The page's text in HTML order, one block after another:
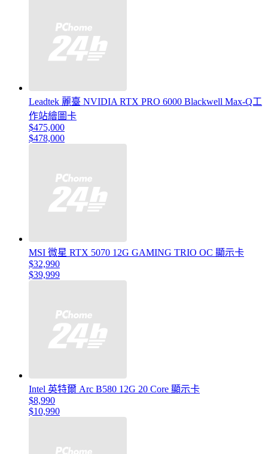
Leadtek 麗臺 NVIDIA RTX PRO 6000 Blackwell Max-Q工
作站繪圖卡
$475,000
$478,000
MSI 微星 RTX 5070 12G GAMING TRIO OC 顯示卡
$32,990
$39,999
Intel 英特爾 Arc B580 12G 20 Core 顯示卡
$8,990
$10,990